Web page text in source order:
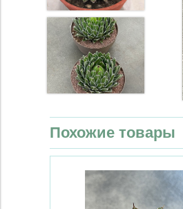
Похожие товары